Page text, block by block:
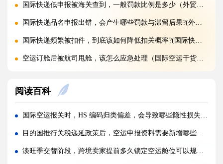
国际快递低申报被海关查到，一般罚款比例是多少（外贸人请注意）
国际快递品名申报出错，会产生哪些罚款与滞留后果?(外贸人请注意)
国际快递频繁被扣件，到底该如何降低扣关概率?(国际快递干货知识分享)
空运订舱后被航司甩舱，该怎么应急处理（国际空运干货知识分享）
加急国际空运真的能提速，靠谱吗?(国际空运干货知识分享)
FBA 空运出现丢件破损，理赔流程怎么走（国际空运干货知识分享）
FBA 空运头程该怎么挑选靠谱物流货代（国际空运干货知识分享）
FBA 空运货物超重超尺寸会产生哪些附加费?(不清楚的亚马逊卖家看过来)
阅读百科
国际空运报关时，HS 编码归类偏差，会导致哪些隐性损失（跨境电商卖家请注意）
目的国推行关税递延政策后，空运申报资料需要新增哪些配套文件（不清楚的外贸人看过来）
淡旺季交替阶段，跨境卖家提前多久锁定空运舱位可以规避运价跳涨（国际空运干货知识分享）